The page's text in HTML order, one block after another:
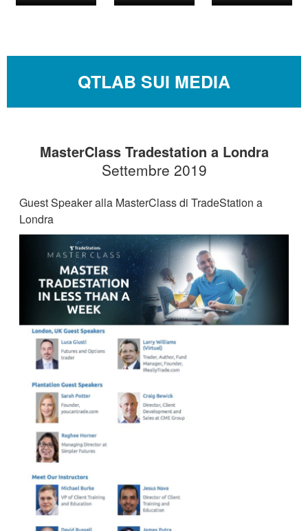
QTLAB SUI MEDIA
MasterClass Tradestation a Londra
Settembre 2019
Guest Speaker alla MasterClass di TradeStation a
Londra